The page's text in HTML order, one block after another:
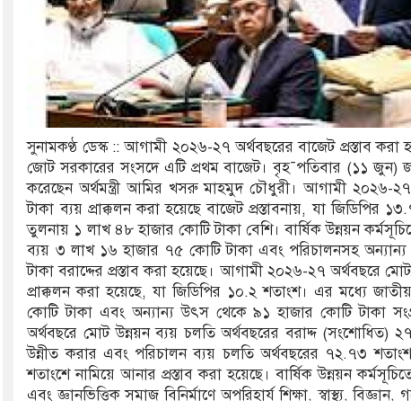
সুনামকণ্ঠ ডেস্ক :: আগামী ২০২৬-২৭ অর্থবছরের বাজেট প্রস্তাব
জোট সরকারের সংসদে এটি প্রথম বাজেট। বৃহ¯পতিবার (১১ জুন)
করেছেন অর্থমন্ত্রী আমির খসরু মাহমুদ চৌধুরী। আগামী ২০২৬-
টাকা ব্যয় প্রাক্কলন করা হয়েছে বাজেট প্রস্তাবনায়, যা জিডিপির
তুলনায় ১ লাখ ৪৮ হাজার কোটি টাকা বেশি। বার্ষিক উন্নয়ন
ব্যয় ৩ লাখ ১৬ হাজার ৭৫ কোটি টাকা এবং পরিচালনসহ
টাকা বরাদ্দের প্রস্তাব করা হয়েছে। আগামী ২০২৬-২৭ অর্থবছরে
প্রাক্কলন করা হয়েছে, যা জিডিপির ১০.২ শতাংশ। এর মধ্যে
কোটি টাকা এবং অন্যান্য উৎস থেকে ৯১ হাজার কোটি টাকা
অর্থবছরে মোট উন্নয়ন ব্যয় চলতি অর্থবছরের বরাদ্দ (সংশোধিত)
উন্নীত করার এবং পরিচালন ব্যয় চলতি অর্থবছরের ৭২.৭৩
শতাংশে নামিয়ে আনার প্রস্তাব করা হয়েছে। বার্ষিক উন্নয়ন
এবং জ্ঞানভিত্তিক সমাজ বিনির্মাণে অপরিহার্য শিক্ষা, স্বাস্থ্য,